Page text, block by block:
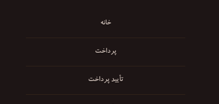
خانه
پرداخت
تأیید پرداخت